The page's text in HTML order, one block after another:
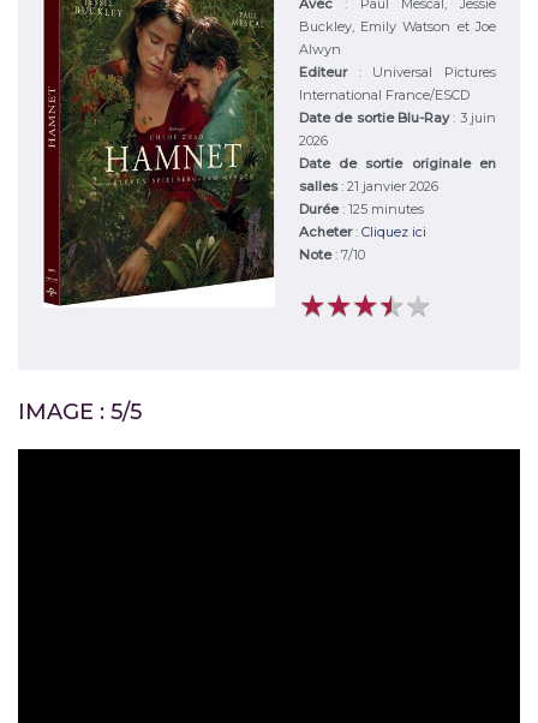
Avec: Paul Mescal, Jessie
Buckley, Emily Watson et Joe
Alwyn
Editeur : Universal Pictures
International France/ESCD
Date de sortie Blu-Ray: 3 juin
2026
Date de sortie originale en
salles: 21 janvier 2026
Durée: 125 minutes
Acheter: Cliquez ici
Note: 7/10
★★★★★
★★★★★
IMAGE : 5/5